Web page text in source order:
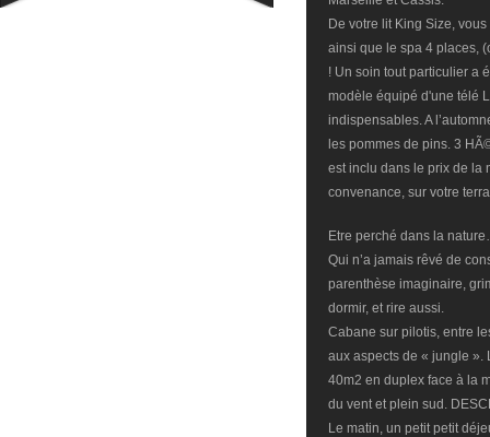
De votre lit King Size,
ainsi que le spa 4 places,
! Un soin tout particulier a
modèle équipé d'une télé
indispensables. A
les pommes de pins. 3
est inclu dans le prix de la
convenance, sur votre
Etre perché dans la
Qui n’a jamais rêvé de
parenthèse imaginaire,
dormir, et rire aussi.
Cabane sur pilotis, entre
aux aspects de « jungle ».
40m2 en duplex face à la
du vent et plein sud.
Le matin, un petit petit